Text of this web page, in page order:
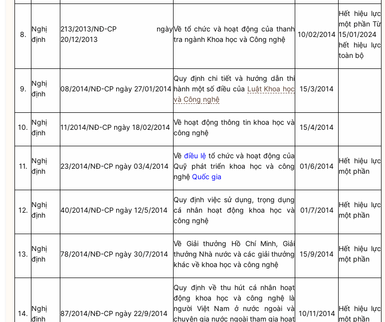
8.
Nghị
định
213/2013/NĐ-CP ngày
20/12/2013
Về tổ chức và hoạt động của thanh
tra ngành Khoa học và Công nghệ
10/02/2014
Hết hiệu lực
một phần Từ
15/01/2024
hết hiệu lực
toàn bộ
9.
Nghị
định
08/2014/NĐ-CP ngày 27/01/2014
Quy định chi tiết và hướng dẫn thi
hành một số điều của Luật Khoa học
và Công nghệ
15/3/2014
10.
Nghị
định
11/2014/NĐ-CP ngày 18/02/2014
Về hoạt động thông tin khoa học và
công nghệ
15/4/2014
11.
Nghị
định
23/2014/NĐ-CP ngày 03/4/2014
Về điều lệtổ chức và hoạt động của
Quỹ phát triển khoa học và công
nghệ Quốc gia
01/6/2014
Hết hiệu lực
một phần
12.
Nghị
định
40/2014/NĐ-CP ngày 12/5/2014
Quy định việc sử dụng, trọng dụng
cá nhân hoạt động khoa học và
công nghệ
01/7/2014
Hết hiệu lực
một phần
13.
Nghị
định
78/2014/NĐ-CP ngày 30/7/2014
Về Giải thưởng Hồ Chí Minh, Giải
thưởng Nhà nước và các giải thưởng
khác về khoa học và công nghệ
15/9/2014
Hết hiệu lực
một phần
14.
Nghị
định
87/2014/NĐ-CP ngày 22/9/2014
Quy định về thu hút cá nhân hoạt
động khoa học và công nghệ là
người Việt Nam ở nước ngoài và
chuyên gia nước ngoài tham gia hoạt
10/11/2014
Hết hiệu lực
một phần